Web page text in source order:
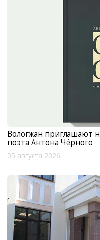
Вологжан приглашают
поэта Антона Чёрного
05 августа 2026